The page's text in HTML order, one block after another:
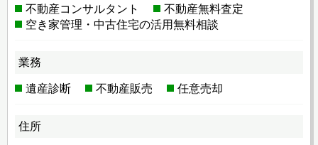
不動産コンサルタント
不動産無料査定
空き家管理・中古住宅の活用無料相談
業務
遺産診断 不動産販売 任意売却
住所